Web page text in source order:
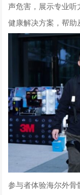
声危害，展示专业
健康解决方案，帮助
参与者体验海尔外骨